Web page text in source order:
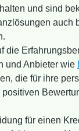
und sind
auch
die
und Anbieter wie
die für ihre
positiven
für einen